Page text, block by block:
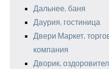
Дальнее, баня
Даурия, гостиница
Двери Маркет,
компания
Дворик,